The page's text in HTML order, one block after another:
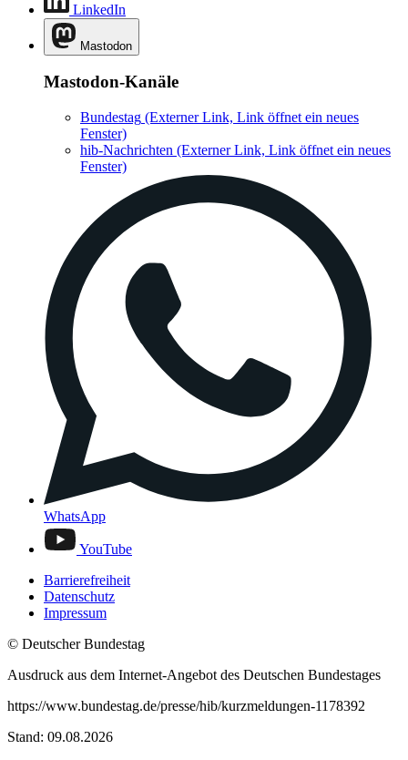
LinkedIn
Mastodon
Mastodon-Kanäle
Bundestag (Externer Link, Link öffnet ein neues
Fenster)
hib-Nachrichten (Externer Link, Link öffnet ein neues
Fenster)
WhatsApp
YouTube
Barrierefreiheit
Datenschutz
Impressum
© Deutscher Bundestag
Ausdruck aus dem Internet-Angebot des Deutschen Bundestages
https://www.bundestag.de/presse/hib/kurzmeldungen-1178392
Stand: 09.08.2026